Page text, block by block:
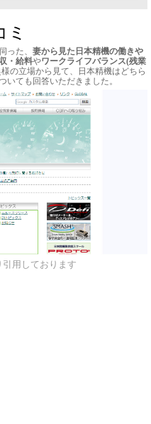
ミ
った、 妻から見た日本精機の働きや
・給料やワークライフバランス(残業
の立場から見て、日本精機はどちら
いても回答いただきました。
用しております